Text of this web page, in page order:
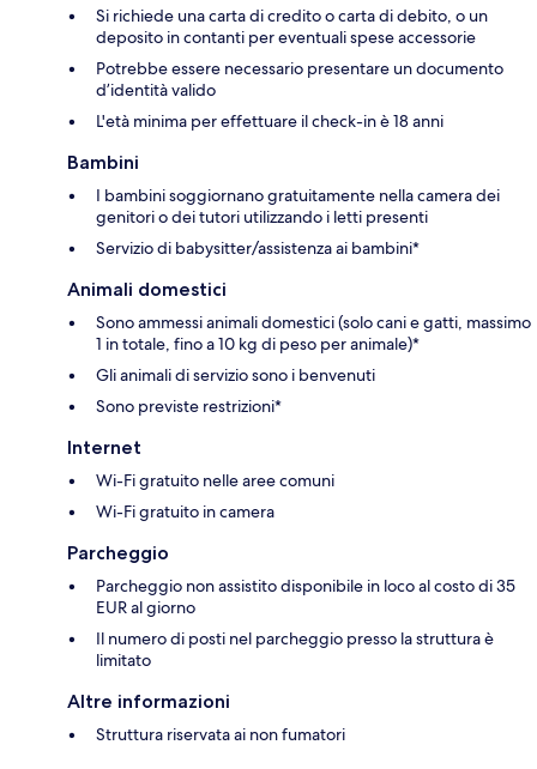
Si richiede una carta di credito o carta di debito, o un
deposito in contanti per eventuali spese accessorie
Potrebbe essere necessario presentare un documento
d’identità valido
L'età minima per effettuare il check-in è 18 anni
Bambini
I bambini soggiornano gratuitamente nella camera dei
genitori o dei tutori utilizzando i letti presenti
Servizio di babysitter/assistenza ai bambini*
Animali domestici
Sono ammessi animali domestici (solo cani e gatti, massimo
1 in totale, fino a 10 kg di peso per animale)*
Gli animali di servizio sono i benvenuti
Sono previste restrizioni*
Internet
Wi-Fi gratuito nelle aree comuni
Wi-Fi gratuito in camera
Parcheggio
Parcheggio non assistito disponibile in loco al costo di 35
EUR al giorno
Il numero di posti nel parcheggio presso la struttura è
limitato
Altre informazioni
Struttura riservata ai non fumatori